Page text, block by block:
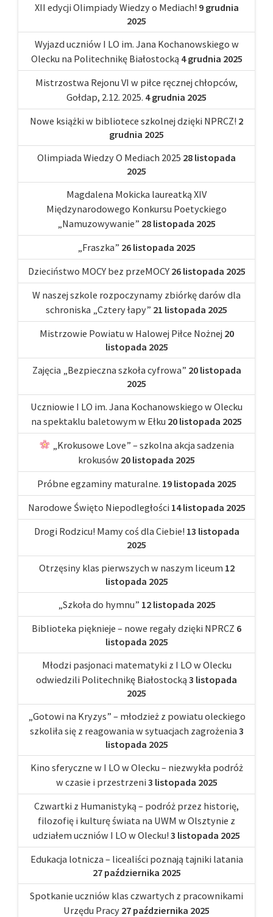
XII edycji Olimpiady Wiedzy o Mediach! 9 grudnia
2025
Wyjazd uczniów I LO im. Jana Kochanowskiego w
Olecku na Politechnikę Białostocką 4 grudnia 2025
Mistrzostwa Rejonu VI w piłce ręcznej chłopców,
Gołdap, 2.12. 2025. 4 grudnia 2025
Nowe książki w bibliotece szkolnej dzięki NPRCZ! 2
grudnia 2025
Olimpiada Wiedzy O Mediach 2025 28 listopada
2025
Magdalena Mokicka laureatką XIV
Międzynarodowego Konkursu Poetyckiego
„Namuzowywanie” 28 listopada 2025
„Fraszka” 26 listopada 2025
Dzieciństwo MOCY bez przeMOCY 26 listopada 2025
W naszej szkole rozpoczynamy zbiórkę darów dla
schroniska „Cztery łapy” 21 listopada 2025
Mistrzowie Powiatu w Halowej Piłce Nożnej 20
listopada 2025
Zajęcia „Bezpieczna szkoła cyfrowa” 20 listopada
2025
Uczniowie I LO im. Jana Kochanowskiego w Olecku
na spektaklu baletowym w Ełku 20 listopada 2025
„Krokusowe Love” – szkolna akcja sadzenia
krokusów 20 listopada 2025
Próbne egzaminy maturalne. 19 listopada 2025
Narodowe Święto Niepodległości 14 listopada 2025
Drogi Rodzicu! Mamy coś dla Ciebie! 13 listopada
2025
Otrzęsiny klas pierwszych w naszym liceum 12
listopada 2025
„Szkoła do hymnu” 12 listopada 2025
Biblioteka pięknieje – nowe regały dzięki NPRCZ 6
listopada 2025
Młodzi pasjonaci matematyki z I LO w Olecku
odwiedzili Politechnikę Białostocką 3 listopada
2025
„Gotowi na Kryzys” – młodzież z powiatu oleckiego
szkoliła się z reagowania w sytuacjach zagrożenia 3
listopada 2025
Kino sferyczne w I LO w Olecku – niezwykła podróż
w czasie i przestrzeni 3 listopada 2025
Czwartki z Humanistyką – podróż przez historię,
filozofię i kulturę świata na UWM w Olsztynie z
udziałem uczniów I LO w Olecku! 3 listopada 2025
Edukacja lotnicza – licealiści poznają tajniki latania
27 października 2025
Spotkanie uczniów klas czwartych z pracownikami
Urzędu Pracy 27 października 2025